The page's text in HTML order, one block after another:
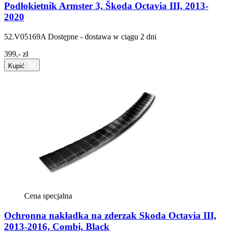
Podłokietnik Armster 3, Škoda Octavia III, 2013-
2020
52.V05169A Dostępne - dostawa w ciągu 2 dni
399,- zł
Kupić
Cena specjalna
Ochronna nakładka na zderzak Skoda Octavia III,
2013-2016, Combi, Black